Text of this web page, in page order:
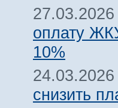
оплату
10%
снизить